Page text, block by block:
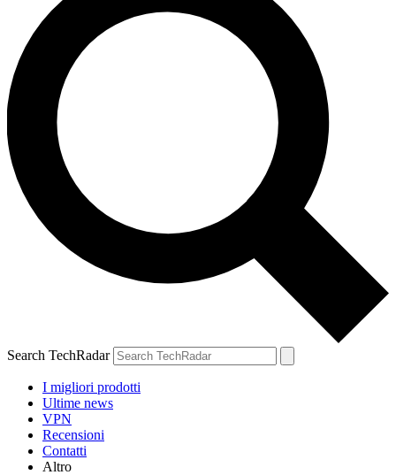
Search TechRadar
I migliori prodotti
Ultime news
VPN
Recensioni
Contatti
Altro